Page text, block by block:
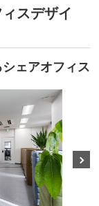
スデザイ
ェアオフィス